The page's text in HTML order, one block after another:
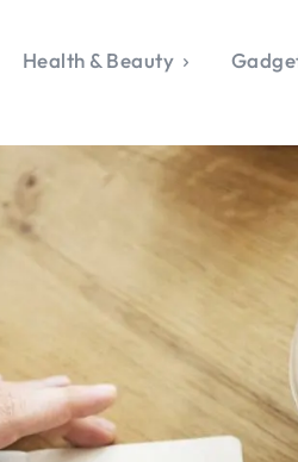
Over Valerie
Health & Beauty